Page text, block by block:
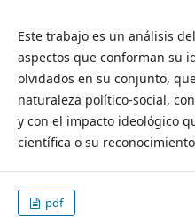
Este trabajo es un análisis
aspectos que conforman su
olvidados en su conjunto,
naturaleza político-social,
y con el impacto ideológico
científica o su
pdf